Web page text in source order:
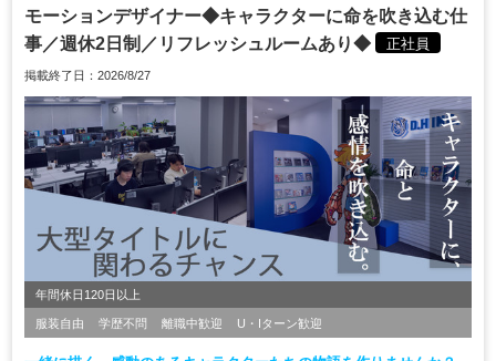
モーションデザイナー◆キャラクターに命を吹き込む仕
事／週休2日制／リフレッシュルームあり◆
正社員
掲載終了日：2026/8/27
年間休日120日以上
服装自由 学歴不問 離職中歓迎 U・Iターン歓迎